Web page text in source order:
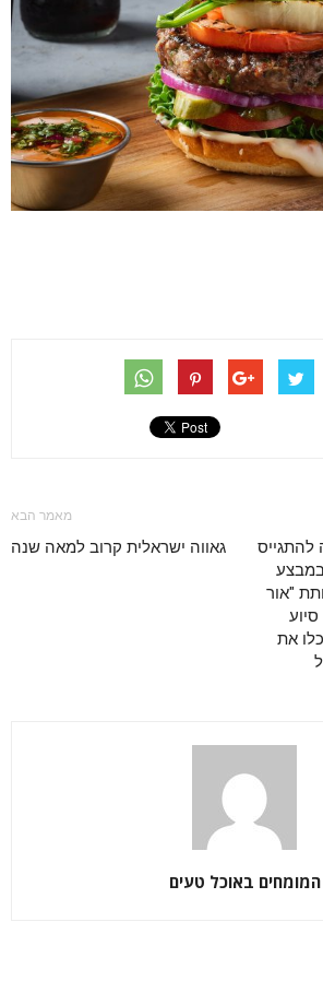
"אור
את
מאמר הבא
גאווה ישראלית קרוב למאה שנה
המומחים באוכל טעים